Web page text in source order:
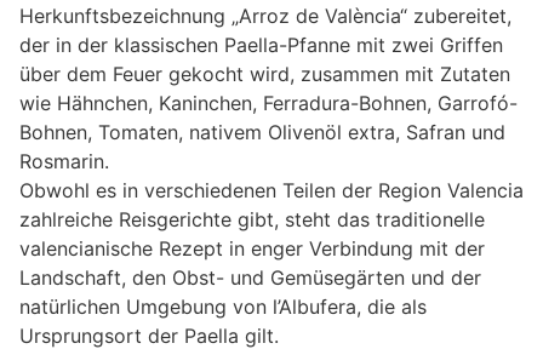
Herkunftsbezeichnung „Arroz de València“ zubereitet,
der in der klassischen Paella-Pfanne mit zwei Griffen
über dem Feuer gekocht wird, zusammen mit Zutaten
wie Hähnchen, Kaninchen, Ferradura-Bohnen, Garrofó-
Bohnen, Tomaten, nativem Olivenöl extra, Safran und
Rosmarin.
Obwohl es in verschiedenen Teilen der Region Valencia
zahlreiche Reisgerichte gibt, steht das traditionelle
valencianische Rezept in enger Verbindung mit der
Landschaft, den Obst- und Gemüsegärten und der
natürlichen Umgebung von l’Albufera, die als
Ursprungsort der Paella gilt.